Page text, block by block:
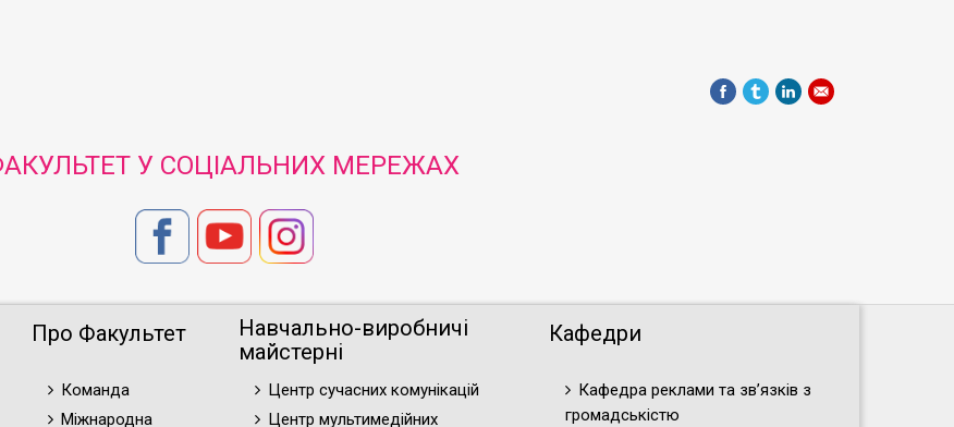
У СОЦІАЛЬНИХ МЕРЕЖАХ
Про Факультет
Команда
Міжнародна
Навчально-виробничі
майстерні
Центр сучасних комунікацій
Центр мультимедійних
Кафедри
Кафедра реклами та зв’язків з
громадськістю